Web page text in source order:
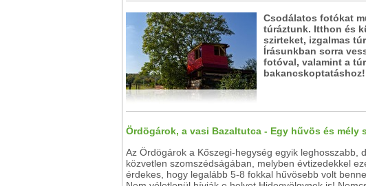
Csodálatos fotókat
túráztunk. Itthon és
szirteket, izgalmas
Írásunkban sorra
fotóval, valamint a
bakancskoptatáshoz!
Ördögárok, a vasi Bazaltutca - Egy hűvös és mély
Az Ördögárok a Kőszegi-hegység egyik leghosszabb,
közvetlen szomszédságában, melyben évtizedekkel
érdekes, hogy legalább 5-8 fokkal hűvösebb volt